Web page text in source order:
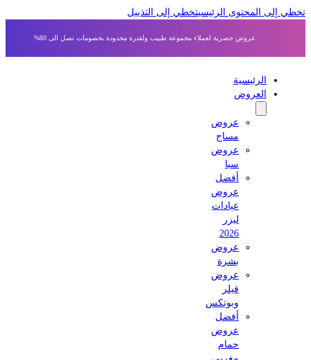
إلى المحتوى الرئيسي تخطي إلى التذييل
عروض حصرية لعملاء مجموعة طبيب ولفترة محدودة بخصومات تصل الى 80%
الرئيسية
العروض
عروض
مساج
عروض
أفضل
عروض
عيادات
عروض
بشرة
عروض
وبوتكس
أفضل
عروض
حمام